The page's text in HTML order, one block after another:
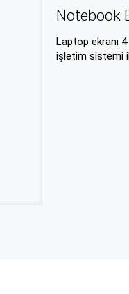
Notebook
Laptop ekranı
işletim sistemi